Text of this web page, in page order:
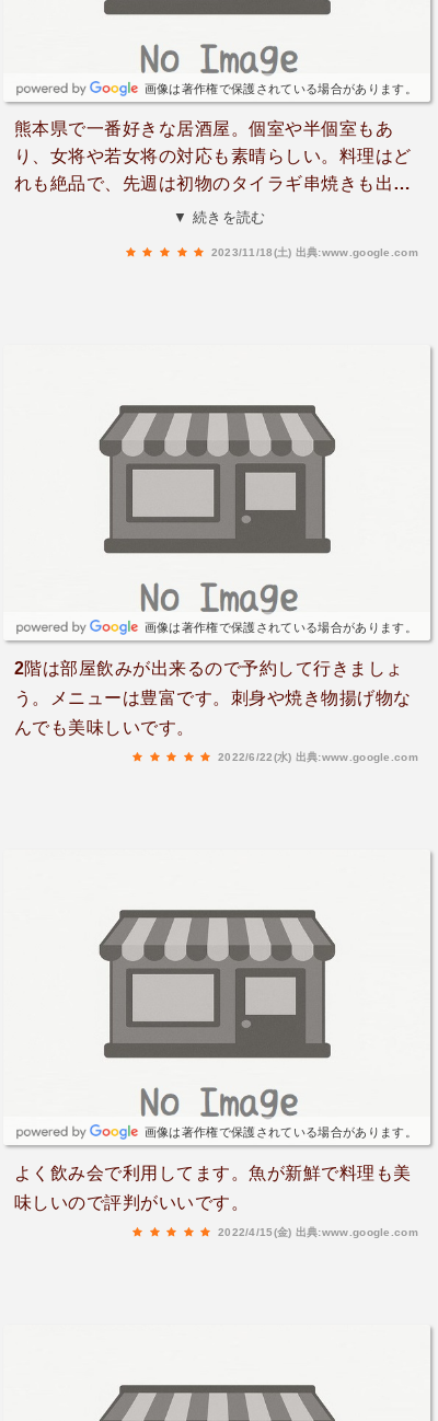
画像は著作権で保護されている場合があります。
熊本県で一番好きな居酒屋。個室や半個室もあ
り、女将や若女将の対応も素晴らしい。料理はど
れも絶品で、先週は初物のタイラギ串焼きも出し
てくれた。特に刺身の盛合せは寿司屋以上で、近
▼ 続きを読む
2023/11/18(土) 出典:www.google.com
画像は著作権で保護されている場合があります。
2階は部屋飲みが出来るので予約して行きましょ
う。メニューは豊富です。刺身や焼き物揚げ物な
んでも美味しいです。
2022/6/22(水) 出典:www.google.com
画像は著作権で保護されている場合があります。
よく飲み会で利用してます。魚が新鮮で料理も美
味しいので評判がいいです。
2022/4/15(金) 出典:www.google.com